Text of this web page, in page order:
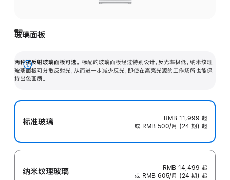
玻璃面板
两种抗反射玻璃面板可选。 标配的玻璃面板经过特别设计，反光率极低。纳米纹理
玻璃面板可分散反射光，从而进一步减少反光，即使在高亮光源的工作场所也能保
持出色画质。
展
开
标准玻璃 RMB 11,999 起
或 RMB 500/月 (24 期) 起
纳米纹理玻璃 RMB 14,499 起
或 RMB 605/月 (24 期) 起